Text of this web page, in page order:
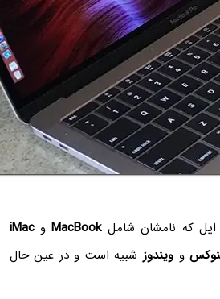
که نامشان شاملMacBookوiMac
وویندوزشبیه است و در عین حال